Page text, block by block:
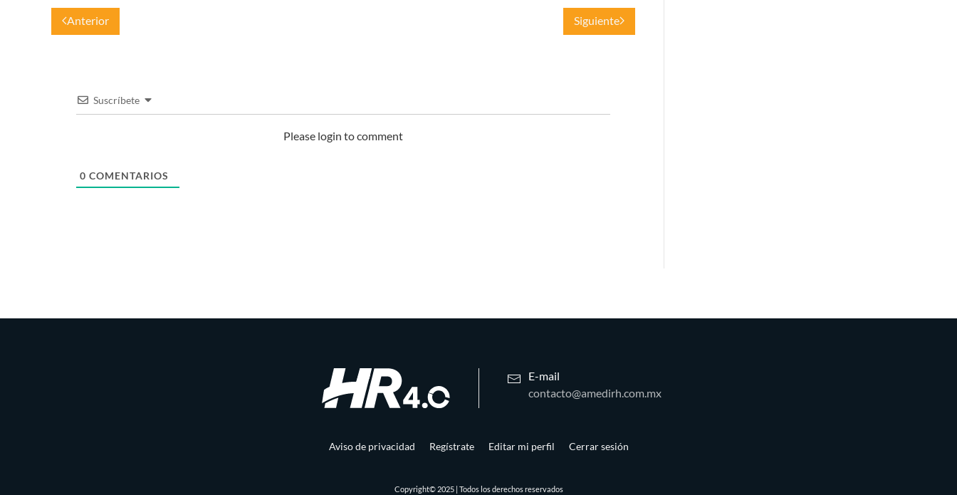
Anterior Siguiente
Suscríbete
Please login to comment
0 COMENTARIOS
E-mail
contacto@amedirh.com.mx
Aviso de privacidad Regístrate Editar mi perfil Cerrar sesión
Copyright© 2025 | Todos los derechos reservados